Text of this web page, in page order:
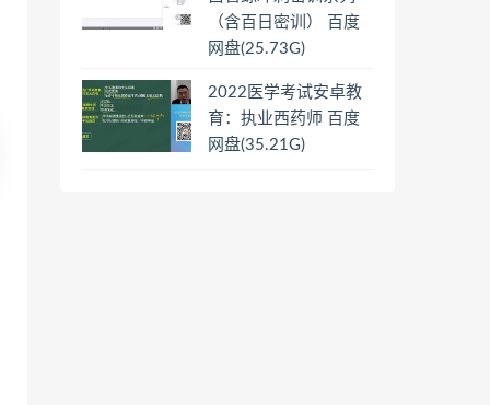
（含百日密训） 百度
网盘(25.73G)
2022医学考试安卓教
育：执业西药师 百度
网盘(35.21G)